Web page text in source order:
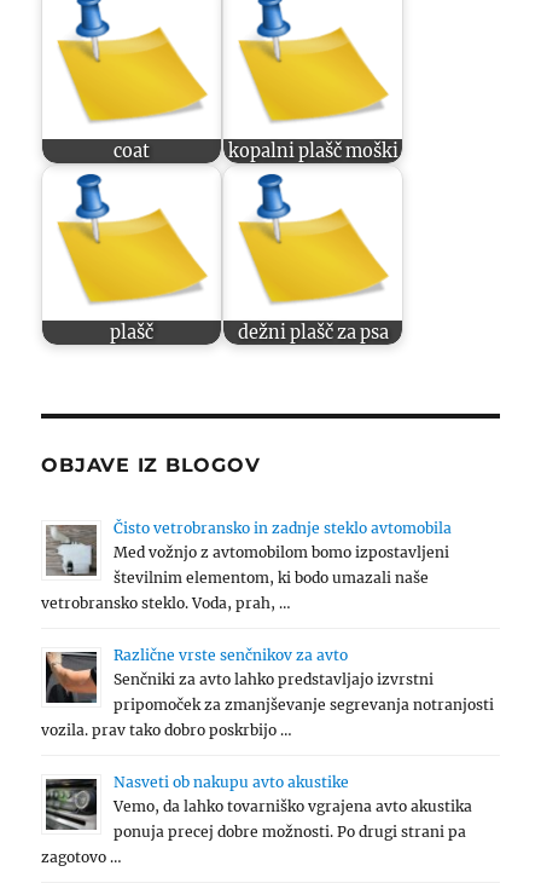
coat kopalni plašč moški
plašč dežni plašč za psa
OBJAVE IZ BLOGOV
Čisto vetrobransko in zadnje steklo avtomobila
Med vožnjo z avtomobilom bomo izpostavljeni
številnim elementom, ki bodo umazali naše
vetrobransko steklo. Voda, prah, …
Različne vrste senčnikov za avto
Senčniki za avto lahko predstavljajo izvrstni
pripomoček za zmanjševanje segrevanja notranjosti
vozila. prav tako dobro poskrbijo …
Nasveti ob nakupu avto akustike
Vemo, da lahko tovarniško vgrajena avto akustika
ponuja precej dobre možnosti. Po drugi strani pa
zagotovo …